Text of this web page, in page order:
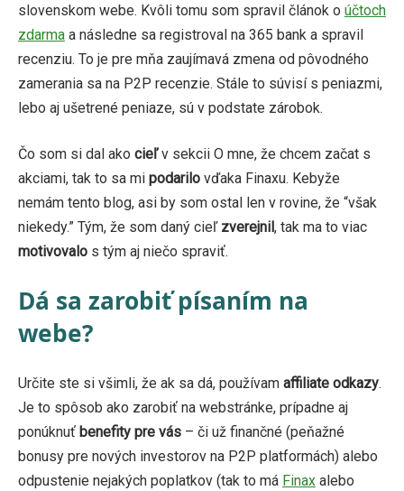
slovenskom webe. Kvôli tomu som spravil článok o účtoch
zdarmaa následne sa registroval na 365 bank a spravil
recenziu. To je pre mňa zaujímavá zmena od pôvodného
zamerania sa na P2P recenzie. Stále to súvisí s peniazmi,
lebo aj ušetrené peniaze, sú v podstate zárobok.
Čo som si dal ako cieľv sekcii O mne, že chcem začat s
akciami, tak to sa mi podarilovďaka Finaxu. Kebyže
nemám tento blog, asi by som ostal len v rovine, že “však
niekedy.” Tým, že som daný cieľ zverejnil, tak ma to viac
motivovalos tým aj niečo spraviť.
Dá sa zarobiť písaním na
webe?
Určite ste si všimli, že ak sa dá, používam affiliate odkazy.
Je to spôsob ako zarobiť na webstránke, prípadne aj
ponúknuť benefity pre vás– či už finančné (peňažné
bonusy pre nových investorov na P2P platformách) alebo
odpustenie nejakých poplatkov (tak to má Finaxalebo